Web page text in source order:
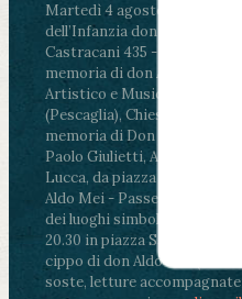
Martedì 4 agosto2026
ore
dell’Infanzia don Aldo Mei -
Castracani 435 -
memoria di don Aldo Mei
Artistico e Musicale
(Pescaglia), Chiesa
memoria di Don Aldo Mei
Paolo Giulietti, Arcivescovo
Lucca, da piazza San
Aldo Mei - Passeggiata della
dei luoghi simbolo della città.
20.30 in piazza San Michele
cippo di don Aldo Mei (Porta
soste, letture